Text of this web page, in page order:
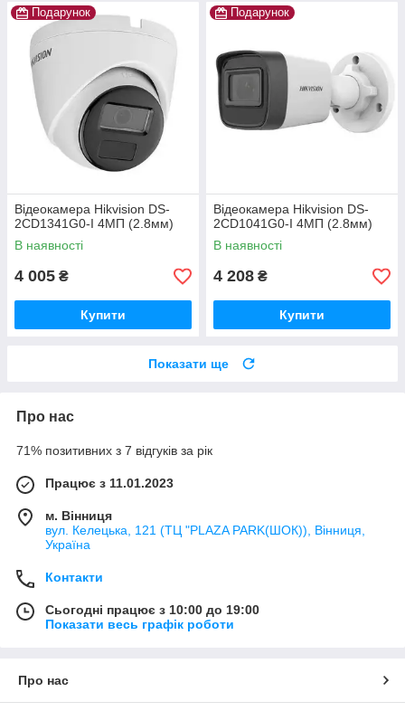
Подарунок
Відеокамера Hikvision DS-
2CD1341G0-I 4МП (2.8мм)
В наявності
4 005 ₴
Купити
Подарунок
Відеокамера Hikvision DS-
2CD1041G0-I 4МП (2.8мм)
В наявності
4 208 ₴
Купити
Показати ще
Про нас
71% позитивних з 7 відгуків за рік
Працює з 11.01.2023
м. Вінниця
вул. Келецька, 121 (ТЦ "PLAZA PARK(ШОК)), Вінниця,
Україна
Контакти
Сьогодні працює з 10:00 до 19:00
Показати весь графік роботи
Про нас